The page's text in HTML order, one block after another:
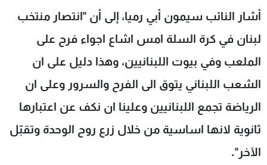
أشار النائب سيمون أبي رميا، إلى أن "انتصار منتخب
لبنان في كرة السلة امس اشاع اجواء فرح على
الملعب وفي بيوت اللبنانيين، وهذا دليل على ان
الشعب اللبناني يتوق الى الفرح والسرور وعلى ان
الرياضة تجمع اللبنانيين وعلينا ان نكف عن اعتبارها
ثانوية لانها اساسية من خلال زرع روح الوحدة وتقبّل
الآخر".
شاهد البرامج
عن MTV
الإنـتـاج
لاعلاناتكم
وظائف
تواصل معنا
شروط الإسـتخدام
سياسة الخصوصية